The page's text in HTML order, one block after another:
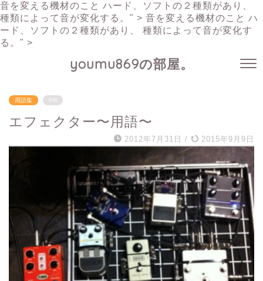
音を変える機材のこと ハード、ソフトの２種類があり、
種類によって音が変化する。" > 音を変える機材のこと ハ
ード、ソフトの２種類があり、 種類によって音が変化す
る。" >
youmu869の部屋。
用語集 PR
エフェクター〜用語〜
2012年7月31日 / 2015年9月9日